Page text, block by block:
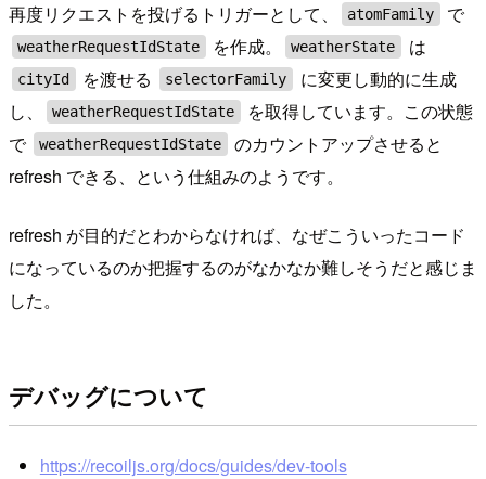
再度リクエストを投げるトリガーとして、 atomFamily で
weatherRequestIdState を作成。 weatherState は
cityId を渡せる selectorFamily
に変更し動的に生成
し、
weatherRequestIdState
を取得しています。この状態
で
weatherRequestIdState
のカウントアップさせると
refresh できる、という仕組みのようです。
refresh が目的だとわからなければ、なぜこういったコード
になっているのか把握するのがなかなか難しそうだと感じま
した。
デバッグについて
https://recoiljs.org/docs/guides/dev-tools